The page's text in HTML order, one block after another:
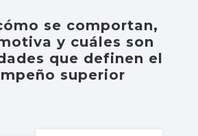
se comportan,
y cuáles son
que definen el
superior